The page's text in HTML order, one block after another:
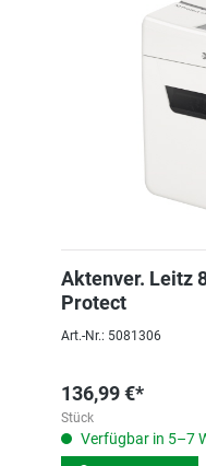
Aktenver. Leitz
Protect
Art.-Nr.: 5081306
136,99 €*
Stück
Verfügbar in 5–7